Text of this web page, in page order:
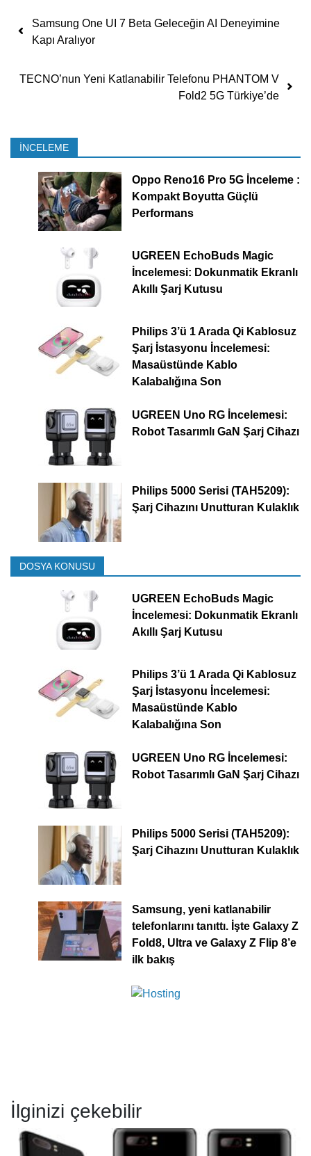
Yazı dolaşımı
Samsung One UI 7 Beta Geleceğin AI Deneyimine
Kapı Aralıyor
TECNO’nun Yeni Katlanabilir Telefonu PHANTOM V
Fold2 5G Türkiye’de
İNCELEME
Oppo Reno16 Pro 5G İnceleme :
Kompakt Boyutta Güçlü
Performans
UGREEN EchoBuds Magic
İncelemesi: Dokunmatik Ekranlı
Akıllı Şarj Kutusu
Philips 3’ü 1 Arada Qi Kablosuz
Şarj İstasyonu İncelemesi:
Masaüstünde Kablo
Kalabalığına Son
UGREEN Uno RG İncelemesi:
Robot Tasarımlı GaN Şarj Cihazı
Philips 5000 Serisi (TAH5209):
Şarj Cihazını Unutturan Kulaklık
DOSYA KONUSU
UGREEN EchoBuds Magic
İncelemesi: Dokunmatik Ekranlı
Akıllı Şarj Kutusu
Philips 3’ü 1 Arada Qi Kablosuz
Şarj İstasyonu İncelemesi:
Masaüstünde Kablo
Kalabalığına Son
UGREEN Uno RG İncelemesi:
Robot Tasarımlı GaN Şarj Cihazı
Philips 5000 Serisi (TAH5209):
Şarj Cihazını Unutturan Kulaklık
Samsung, yeni katlanabilir
telefonlarını tanıttı. İşte Galaxy Z
Fold8, Ultra ve Galaxy Z Flip 8’e
ilk bakış
İlginizi çekebilir